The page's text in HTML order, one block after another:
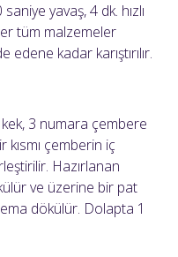
yavaş, 4 dk. hızlı
tüm malzemeler
kadar karıştırılır.
3 numara çembere
çemberin iç
Hazırlanan
ve üzerine bir pat
dökülür. Dolapta 1